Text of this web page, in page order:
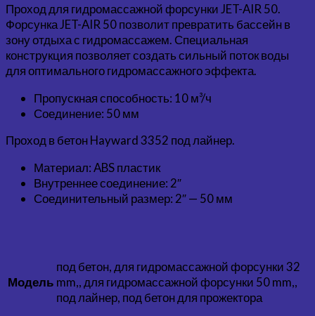
Проход для гидромассажной форсунки JET-AIR 50.
Форсунка JET-AIR 50 позволит превратить бассейн в
зону отдыха с гидромассажем. Специальная
конструкция позволяет создать сильный поток воды
для оптимального гидромассажного эффекта.
Пропускная способность: 10 м³/ч
Соединение: 50 мм
Проход в бетон Hayward 3352 под лайнер.
Материал: ABS пластик
Внутреннее соединение: 2″
Соединительный размер: 2″ — 50 мм
Модель
под бетон, для гидромассажной форсунки 32
mm,, для гидромассажной форсунки 50 mm,,
под лайнер, под бетон для прожектора